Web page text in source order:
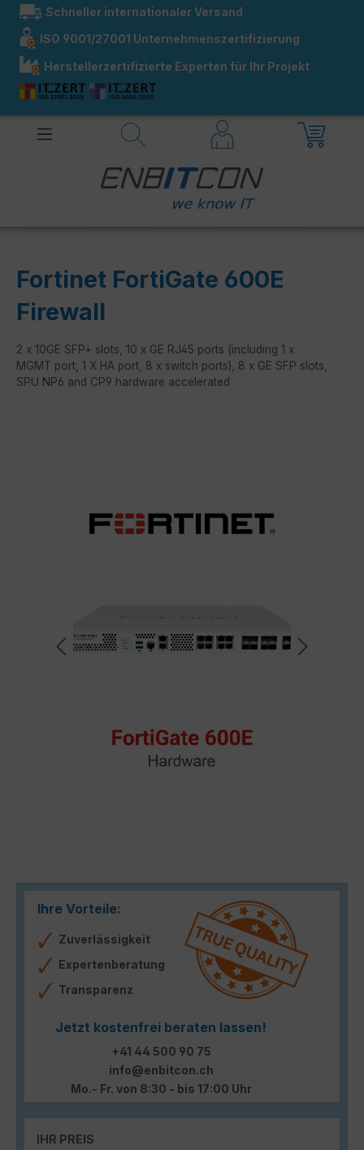
springen
Schneller internationaler Versand
ISO 9001/27001 Unternehmenszertifizierung
Herstellerzertifizierte Experten für Ihr Projekt
Fortinet FortiGate 600E
Firewall
2 x 10GE SFP+ slots, 10 x GE RJ45 ports (including 1 x
MGMT port, 1 X HA port, 8 x switch ports), 8 x GE SFP slots,
SPU NP6 and CP9 hardware accelerated
Ihre Vorteile:
Zuverlässigkeit
Expertenberatung
Transparenz
Jetzt kostenfrei beraten lassen!
+41 44 500 90 75
info@enbitcon.ch
Mo.- Fr. von 8:30 - bis 17:00 Uhr
IHR PREIS